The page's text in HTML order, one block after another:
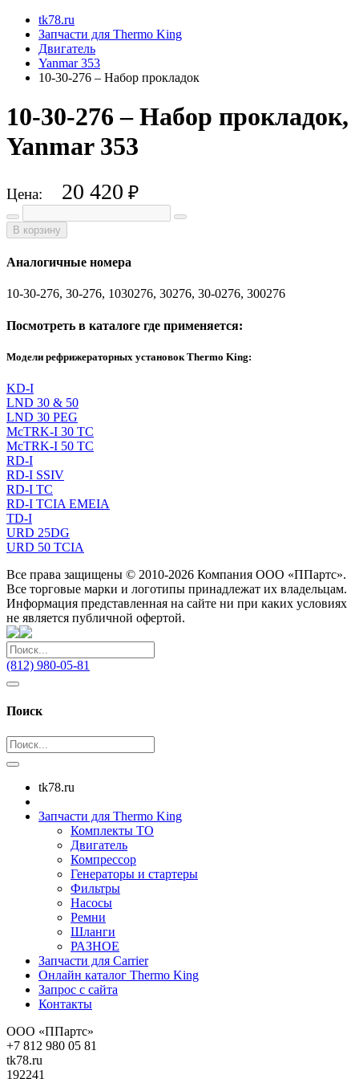
tk78.ru
Запчасти для Thermo King
Двигатель
Yanmar 353
10-30-276 – Набор прокладок
10-30-276 – Набор прокладок,
Yanmar 353
Цена: 20 420 ₽
В корзину
Аналогичные номера
10-30-276, 30-276, 1030276, 30276, 30-0276, 300276
Посмотреть в каталоге где применяется:
Модели рефрижераторных установок Thermo King:
KD-I
LND 30 & 50
LND 30 PEG
McTRK-I 30 TC
McTRK-I 50 TC
RD-I
RD-I SSIV
RD-I TC
RD-I TCIA EMEIA
TD-I
URD 25DG
URD 50 TCIA
Все права защищены © 2010-2026 Компания ООО «ППартс».
Все торговые марки и логотипы принадлежат их владельцам.
Информация представленная на сайте ни при каких условиях
не является публичной офертой.
(812) 980-05-81
Поиск
tk78.ru
Запчасти для Thermo King
Комплекты ТО
Двигатель
Компрессор
Генераторы и стартеры
Фильтры
Насосы
Ремни
Шланги
РАЗНОЕ
Запчасти для Carrier
Онлайн каталог Thermo King
Запрос с сайта
Контакты
ООО «ППартс»
+7 812 980 05 81
tk78.ru
192241